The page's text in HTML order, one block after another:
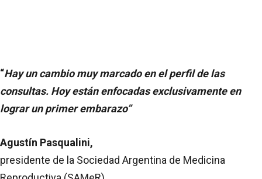
“Hay un cambio muy marcado en el perfil de las
consultas. Hoy están enfocadas exclusivamente en
lograr un primer embarazo”
Agustín Pasqualini,
presidente de la Sociedad Argentina de Medicina